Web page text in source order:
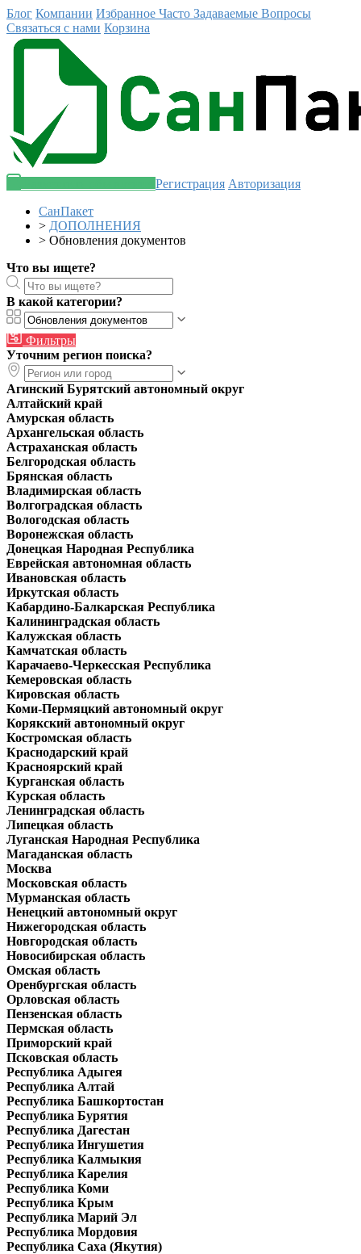
Блог Компании Избранное Часто Задаваемые Вопросы
Связаться с нами Корзина
Регистрация Авторизация
СанПакет
> ДОПОЛНЕНИЯ
> Обновления документов
Что вы ищете?
В какой категории?
Фильтры
Уточним регион поиска?
Агинский Бурятский автономный округ
Алтайский край
Амурская область
Архангельская область
Астраханская область
Белгородская область
Брянская область
Владимирская область
Волгоградская область
Вологодская область
Воронежская область
Донецкая Народная Республика
Еврейская автономная область
Ивановская область
Иркутская область
Кабардино-Балкарская Республика
Калининградская область
Калужская область
Камчатская область
Карачаево-Черкесская Республика
Кемеровская область
Кировская область
Коми-Пермяцкий автономный округ
Корякский автономный округ
Костромская область
Краснодарский край
Красноярский край
Курганская область
Курская область
Ленинградская область
Липецкая область
Луганская Народная Республика
Магаданская область
Москва
Московская область
Мурманская область
Ненецкий автономный округ
Нижегородская область
Новгородская область
Новосибирская область
Омская область
Оренбургская область
Орловская область
Пензенская область
Пермская область
Приморский край
Псковская область
Республика Адыгея
Республика Алтай
Республика Башкортостан
Республика Бурятия
Республика Дагестан
Республика Ингушетия
Республика Калмыкия
Республика Карелия
Республика Коми
Республика Крым
Республика Марий Эл
Республика Мордовия
Республика Саха (Якутия)